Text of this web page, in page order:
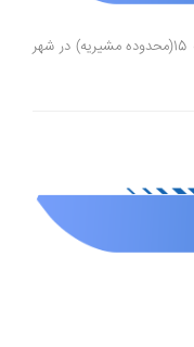
مدرسهامام رضا 1 دخترانه(عادی دولتی)در منطقه 15(محدوده مشیریه) در شهر